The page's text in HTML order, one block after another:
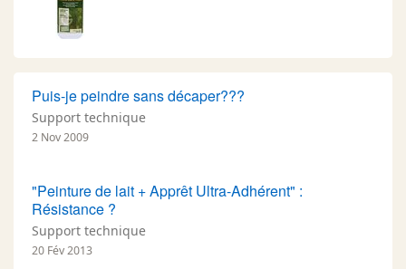
Puis-je peindre sans décaper???
Support technique
2 Nov 2009
"Peinture de lait + Apprêt Ultra-Adhérent" :
Résistance ?
Support technique
20 Fév 2013